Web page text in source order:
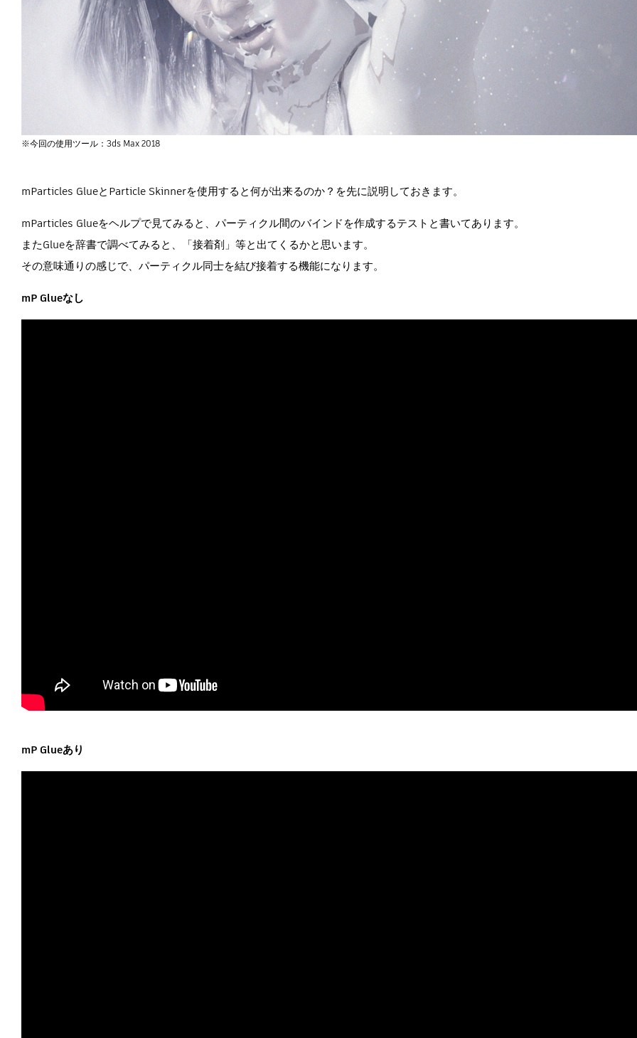
※今回の使用ツール：3ds Max 2018
mParticles GlueとParticle Skinnerを使用すると何が出来るのか？を先に説明しておきます。
mParticles Glueをヘルプで見てみると、パーティクル間のバインドを作成するテストと書いてあります。
またGlueを辞書で調べてみると、「接着剤」等と出てくるかと思います。
その意味通りの感じで、パーティクル同士を結び接着する機能になります。
mP Glueなし
mP Glueあり